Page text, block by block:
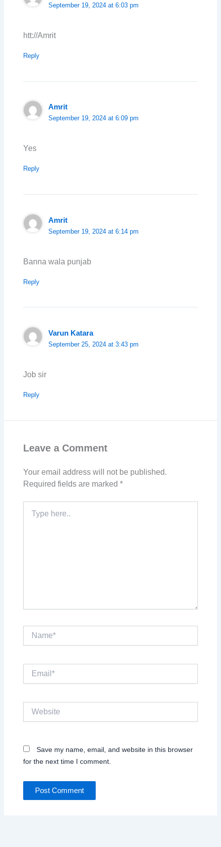
September 19, 2024 at 6:03 pm
htt://Amrit
Reply
Amrit
September 19, 2024 at 6:09 pm
Yes
Reply
Amrit
September 19, 2024 at 6:14 pm
Banna wala punjab
Reply
Varun Katara
September 25, 2024 at 3:43 pm
Job sir
Reply
Leave a Comment
Your email address will not be published.
Required fields are marked*
here..
Email*
Website
Save my name, email, and website in this browser
for the next time I comment.